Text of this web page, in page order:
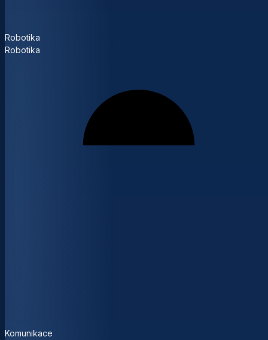
Robotika
Robotika
Komunikace